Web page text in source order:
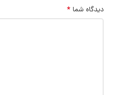
دیدگاه شما *